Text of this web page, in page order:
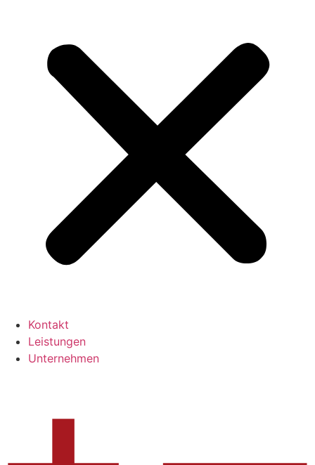
Kontakt
Leistungen
Unternehmen